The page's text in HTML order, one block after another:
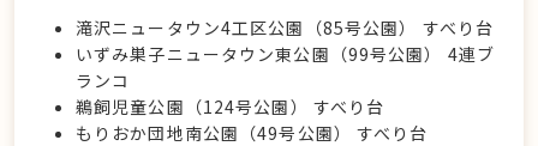
滝沢ニュータウン4工区公園（85号公園） すべり台
いずみ巣子ニュータウン東公園（99号公園） 4連ブ
ランコ
鵜飼児童公園（124号公園） すべり台
もりおか団地南公園（49号公園） すべり台